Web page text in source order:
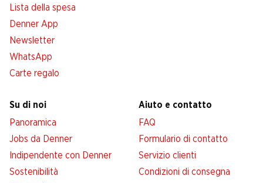
Lista della spesa
Denner App
Newsletter
WhatsApp
Carte regalo
Su di noi
Panoramica
Jobs da Denner
Indipendente con Denner
Sostenibilità
Aiuto e contatto
FAQ
Formulario di contatto
Servizio clienti
Condizioni di consegna